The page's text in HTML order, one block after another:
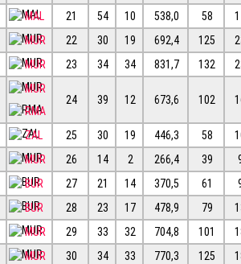
MAL 21 54 10 538,0 58
MUR 22 30 19 692,4 125
MUR 23 34 34 831,7 132
MUR
RMA
24 39 12 673,6 102
ZAL 25 30 19 446,3 58
MUR 26 14 2 266,4 39
BUR 27 21 14 370,5 61
BUR 28 23 17 478,9 79
MUR 29 33 32 704,8 101
MUR 30 34 33 770,3 125